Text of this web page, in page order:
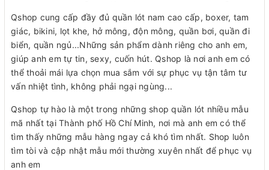
Qshop cung cấp đầy đủ quần lót nam cao cấp, boxer, tam
giác, bikini, lọt khe, hở mông, độn mông, quần bơi, quần đi
biển, quần ngủ...Những sản phẩm dành riêng cho anh em,
giúp anh em tự tin, sexy, cuốn hút. Qshop là nơi anh em có
thể thoải mái lựa chọn mua sắm với sự phục vụ tận tâm tư
vấn nhiệt tình, không phải ngại ngùng...
Qshop tự hào là một trong những shop quần lót nhiều mẫu
mã nhất tại Thành phố Hồ Chí Minh, nơi mà anh em có thể
tìm thấy những mẫu hàng ngay cả khó tìm nhất. Shop luôn
tìm tòi và cập nhật mẫu mới thường xuyên nhất để phục vụ
anh em